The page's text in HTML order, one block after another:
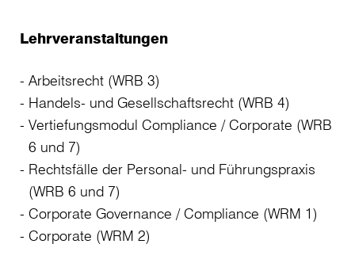
Lehrveranstaltungen
Arbeitsrecht (WRB 3)
Handels- und Gesellschaftsrecht (WRB 4)
Vertiefungsmodul Compliance / Corporate (WRB
6 und 7)
Rechtsfälle der Personal- und Führungspraxis
(WRB 6 und 7)
Corporate Governance / Compliance (WRM 1)
Corporate (WRM 2)